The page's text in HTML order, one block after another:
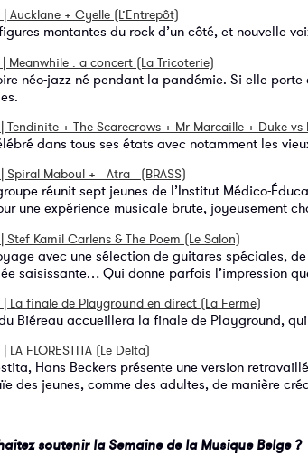
Aucklane + Cyelle (L’Entrepôt)
figures montantes du rock d’un côté, et nouvelle
Meanwhile : a concert (La Tricoterie)
néo-jazz né pendant la pandémie. Si elle
Tendinite + The Scarecrows + Mr Marcaille + Duke
dans tous ses états avec notamment les
Spiral Maboul + _Atra_ (BRASS)
réunit sept jeunes de l’Institut Médico-
une expérience musicale brute, joyeusement
Stef Kamil Carlens & The Poem (Le Salon)
avec une sélection de guitares spéciales,
saisissante… Qui donne parfois l’impression
| La finale de Playground en direct (La Ferme)
Biéreau accueillera la finale de Playground,
LA FLORESTITA (Le Delta)
Hans Beckers présente une version
des jeunes, comme des adultes, de manière
soutenir la Semaine de la Musique Belge ?